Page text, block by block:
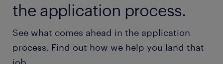
土日祝日
業カレンダーに準ずる
the application process.
See what comes ahead in the application
process. Find out how we help you land that